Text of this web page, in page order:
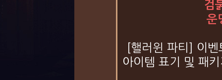
검
운
[핼러윈 파티] 이
아이템 표기 및 패